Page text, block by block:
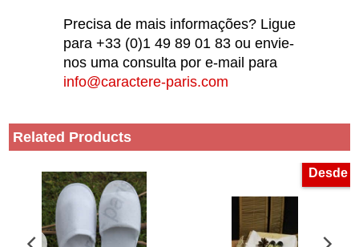
Precisa de mais informações? Ligue
para +33 (0)1 49 89 01 83 ou envie-
nos uma consulta por e-mail para
info@caractere-paris.com
Related Products
Desde